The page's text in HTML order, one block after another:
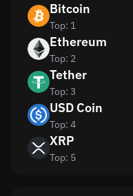
Bitcoin
Top: 1
Ethereum
Top: 2
Tether
Top: 3
USD Coin
Top: 4
XRP
Top: 5